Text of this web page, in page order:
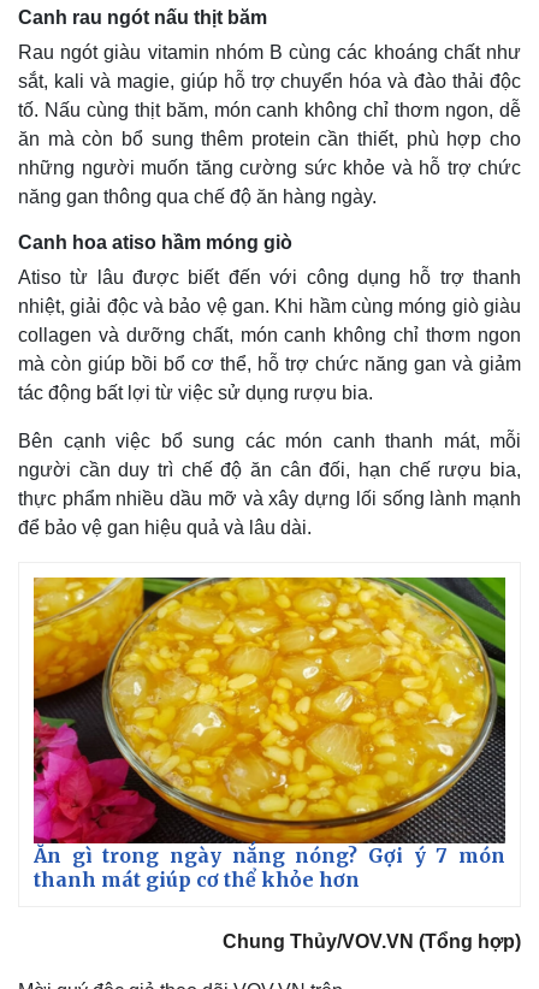
Kinh tế
Bất động sản
Thị trường
Giá vàng
Chứng khoán
Giá cà phê
Canh rau ngót nấu thịt băm
Rau ngót giàu vitamin nhóm B cùng các khoáng chất như
sắt, kali và magie, giúp hỗ trợ chuyển hóa và đào thải độc
tố. Nấu cùng thịt băm, món canh không chỉ thơm ngon, dễ
ăn mà còn bổ sung thêm protein cần thiết, phù hợp cho
những người muốn tăng cường sức khỏe và hỗ trợ chức
năng gan thông qua chế độ ăn hàng ngày.
Canh hoa atiso hầm móng giò
Atiso từ lâu được biết đến với công dụng hỗ trợ thanh
nhiệt, giải độc và bảo vệ gan. Khi hầm cùng móng giò giàu
collagen và dưỡng chất, món canh không chỉ thơm ngon
mà còn giúp bồi bổ cơ thể, hỗ trợ chức năng gan và giảm
tác động bất lợi từ việc sử dụng rượu bia.
Bên cạnh việc bổ sung các món canh thanh mát, mỗi
người cần duy trì chế độ ăn cân đối, hạn chế rượu bia,
thực phẩm nhiều dầu mỡ và xây dựng lối sống lành mạnh
để bảo vệ gan hiệu quả và lâu dài.
Ăn gì trong ngày nắng nóng? Gợi ý 7 món
thanh mát giúp cơ thể khỏe hơn
Chung Thủy/VOV.VN (Tổng hợp)